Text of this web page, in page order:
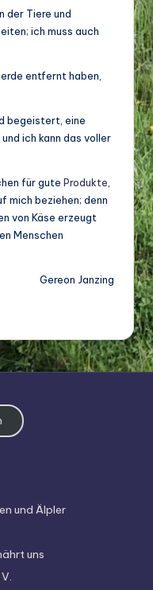
der Tiere und
ich muss auch
entfernt haben,
begeistert, eine
ich kann das voller
für gute Produkte
mich beziehen; denn
von Käse erzeugt
Menschen
Gereon Janzing
und Älpler
uns